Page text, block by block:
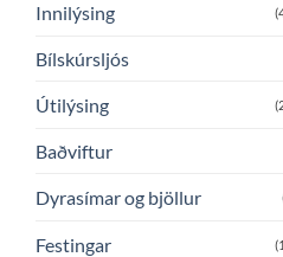
Innilýsing
Bílskúrsljós
Útilýsing
Baðviftur
Dyrasímar og bjöllur
Festingar